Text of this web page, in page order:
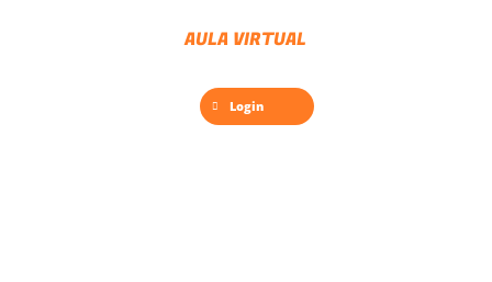
AULA VIRTUAL
Login